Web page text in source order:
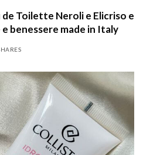
Toilette Neroli e Elicriso e
benessere made in Italy